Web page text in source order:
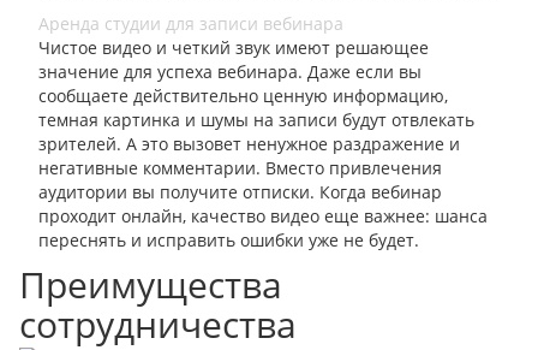
Аренда студии для записи вебинара
Чистое видео и четкий звук имеют решающее
значение для успеха вебинара. Даже если вы
сообщаете действительно ценную информацию,
темная картинка и шумы на записи будут отвлекать
зрителей. А это вызовет ненужное раздражение и
негативные комментарии. Вместо привлечения
аудитории вы получите отписки. Когда вебинар
проходит онлайн, качество видео еще важнее: шанса
переснять и исправить ошибки уже не будет.
Преимущества
сотрудничества